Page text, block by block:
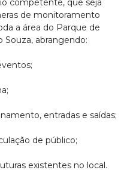
competente, que seja
de monitoramento
a área do Parque de
Souza, abrangendo:
entradas e saídas;
de público;
existentes no local.